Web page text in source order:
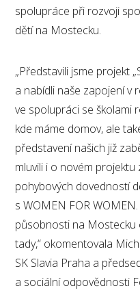
spolupráce při rozvoji
dětí na Mostecku.
„Představili jsme projekt
a nabídli naše zapojení v
ve spolupráci se školami
kde máme domov, ale
představení našich již
mluvili i o novém
pohybových dovedností
s WOMEN FOR
působnosti na Mostecku
tady,“ okomentovala
SK Slavia Praha a
a sociální odpovědnosti